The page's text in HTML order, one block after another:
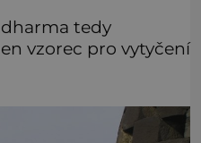
tedy
vzorec pro vytyčení